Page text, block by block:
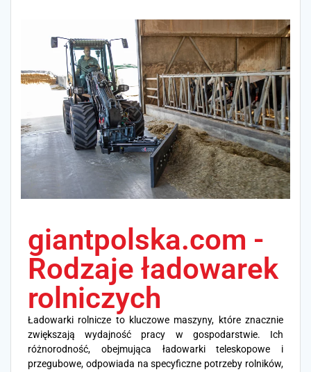
giantpolska.com -
Rodzaje ładowarek
rolniczych
Ładowarki rolnicze to kluczowe maszyny, które znacznie
zwiększają wydajność pracy w gospodarstwie. Ich
różnorodność, obejmująca ładowarki teleskopowe i
przegubowe, odpowiada na specyficzne potrzeby rolników,